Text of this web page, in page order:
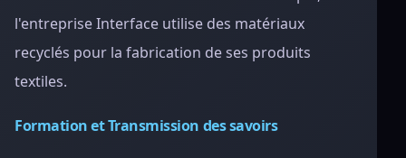
l'entreprise Interface utilise des matériaux
recyclés pour la fabrication de ses produits
textiles.
Formation et Transmission des savoirs